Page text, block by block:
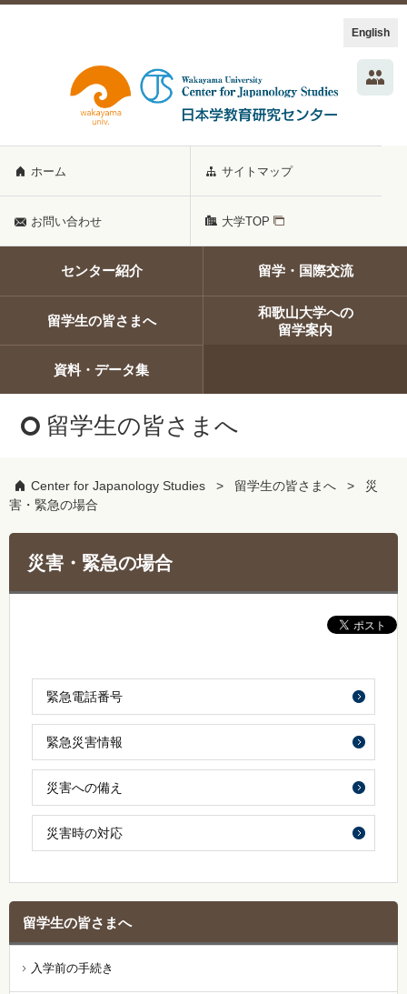
English
ホーム サイトマップ
お問い合わせ 大学TOP
センター紹介 留学・国際交流
留学生の皆さまへ
和歌山大学への
留学案内
資料・データ集
留学生の皆さまへ
Center for Japanology Studies 留学生の皆さまへ
災
害・緊急の場合
災害・緊急の場合
緊急電話番号
緊急災害情報
災害への備え
災害時の対応
留学生の皆さまへ
入学前の手続き